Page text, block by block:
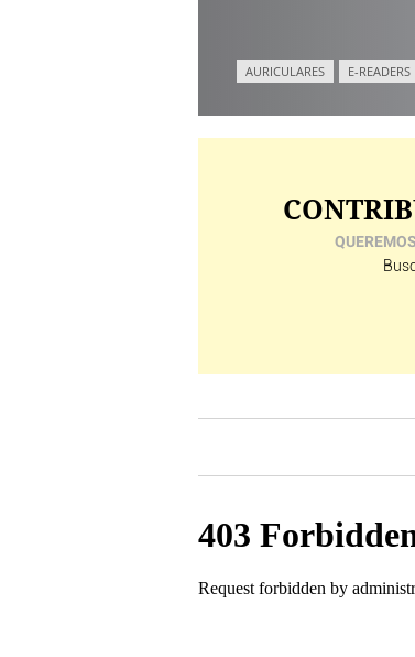
AURICULARES E-READERS